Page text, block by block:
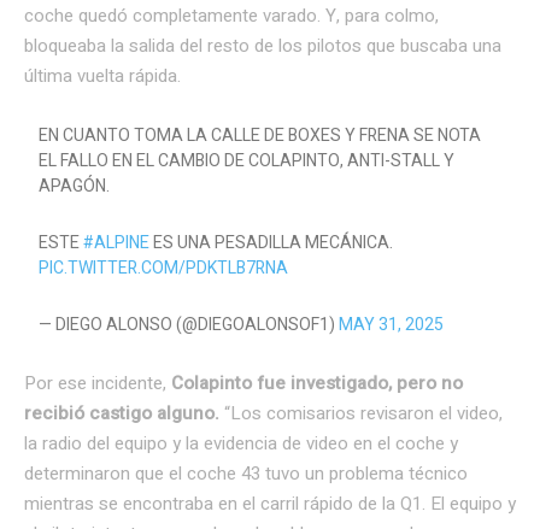
coche quedó completamente varado. Y, para colmo,
bloqueaba la salida del resto de los pilotos que buscaba una
última vuelta rápida.
EN CUANTO TOMA LA CALLE DE BOXES Y FRENA SE NOTA
EL FALLO EN EL CAMBIO DE COLAPINTO, ANTI-STALL Y
APAGÓN.
ESTE#ALPINEES UNA PESADILLA MECÁNICA.
PIC.TWITTER.COM/PDKTLB7RNA
— DIEGO ALONSO (@DIEGOALONSOF1)MAY 31, 2025
Por ese incidente, Colapinto fue investigado, pero no
recibió castigo alguno. “Los comisarios revisaron el video,
la radio del equipo y la evidencia de video en el coche y
determinaron que el coche 43 tuvo un problema técnico
mientras se encontraba en el carril rápido de la Q1. El equipo y